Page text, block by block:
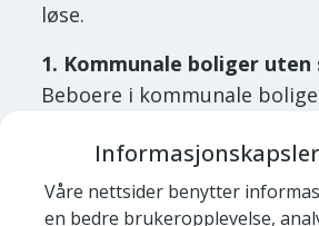
løse.
1. Kommunale boliger
Beboere i kommunale
Norgespris-ordningen. NKF
Stortinget om at
fellesmålere skal inkluderes
Våre nettsider benytter
en bedre brukeropplevelse,